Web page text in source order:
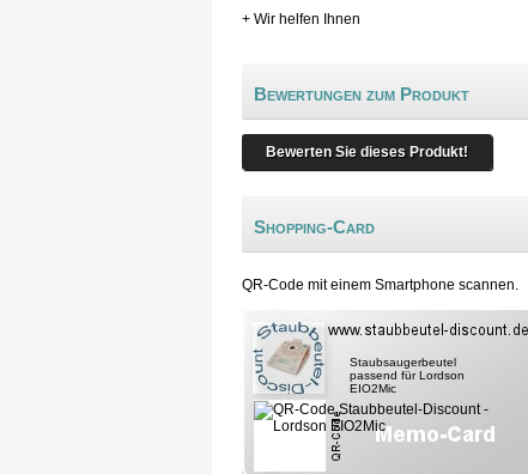
+ Wir helfen Ihnen
Bewertungen zum Produkt
Bewerten Sie dieses Produkt!
Shopping-Card
QR-Code mit einem Smartphone scannen.
Staubsaugerbeutel
passend für Lordson
EIO2Mic